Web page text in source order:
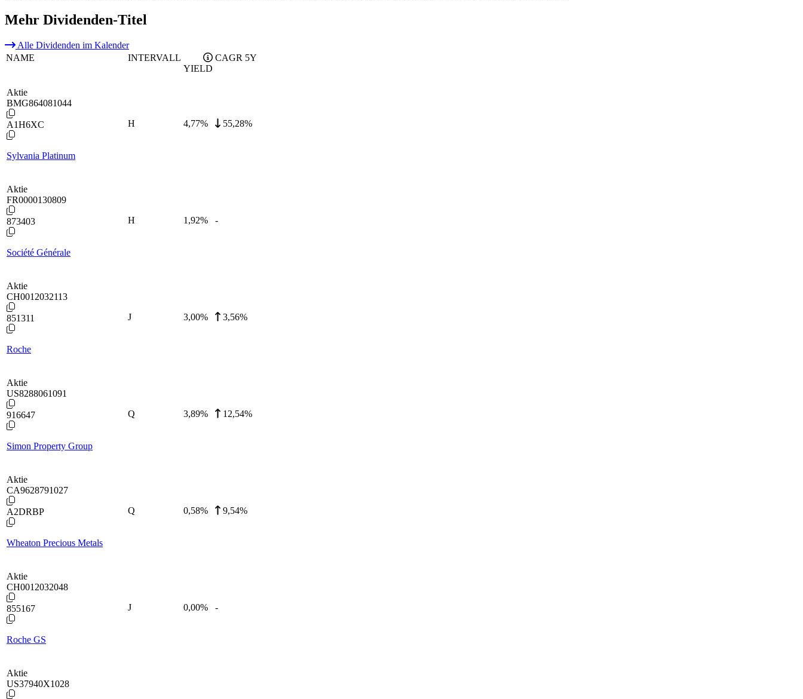
Mehr Dividenden-Titel
Alle Dividenden im Kalender
NAME
INTERVALL
YIELD
CAGR 5Y
Aktie
BMG864081044
A1H6XC
Sylvania Platinum
H 4,77% 55,28%
Aktie
FR0000130809
873403
Société Générale
H 1,92% -
Aktie
CH0012032113
851311
Roche
J 3,00% 3,56%
Aktie
US8288061091
916647
Simon Property Group
Q 3,89% 12,54%
Aktie
CA9628791027
A2DRBP
Wheaton Precious Metals
Q 0,58% 9,54%
Aktie
CH0012032048
855167
Roche GS
J 0,00% -
Aktie
US37940X1028